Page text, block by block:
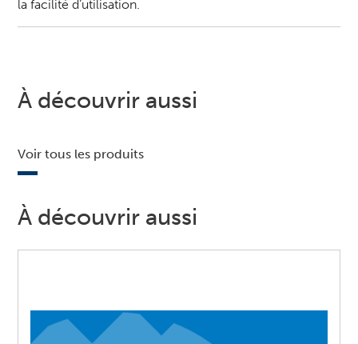
la facilité d’utilisation.
À découvrir aussi
Voir tous les produits
À découvrir aussi